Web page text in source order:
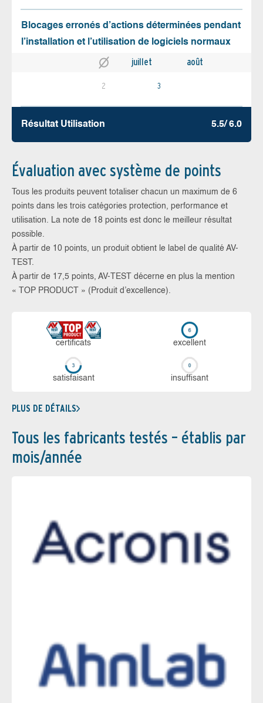
Blocages erronés d’actions déterminées pendant
l’installation et l’utilisation de logiciels normaux
juillet août
2 3
Résultat Utilisation 5.5/ 6.0
Évaluation avec système de points
Tous les produits peuvent totaliser chacun un maximum de 6
points dans les trois catégories protection, performance et
utilisation. La note de 18 points est donc le meilleur résultat
possible.
À partir de 10 points, un produit obtient le label de qualité AV-
TEST.
À partir de 17,5 points, AV-TEST décerne en plus la mention
« TOP PRODUCT » (Produit d’excellence).
certi­ficats ex­cellent
sa­tis­fai­sant in­suf­fi­sant
PLUS DE DÉTAILS
Tous les fabricants testés – établis par
mois/année